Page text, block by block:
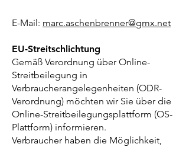
E-Mail: marc.aschenbrenner@gmx.net
EU-Streitschlichtung
Gemäß Verordnung über Online-
Streitbeilegung in
Verbraucherangelegenheiten (ODR-
Verordnung) möchten wir Sie über die
Online-Streitbeilegungsplattform (OS-
Plattform) informieren.
Verbraucher haben die Möglichkeit,